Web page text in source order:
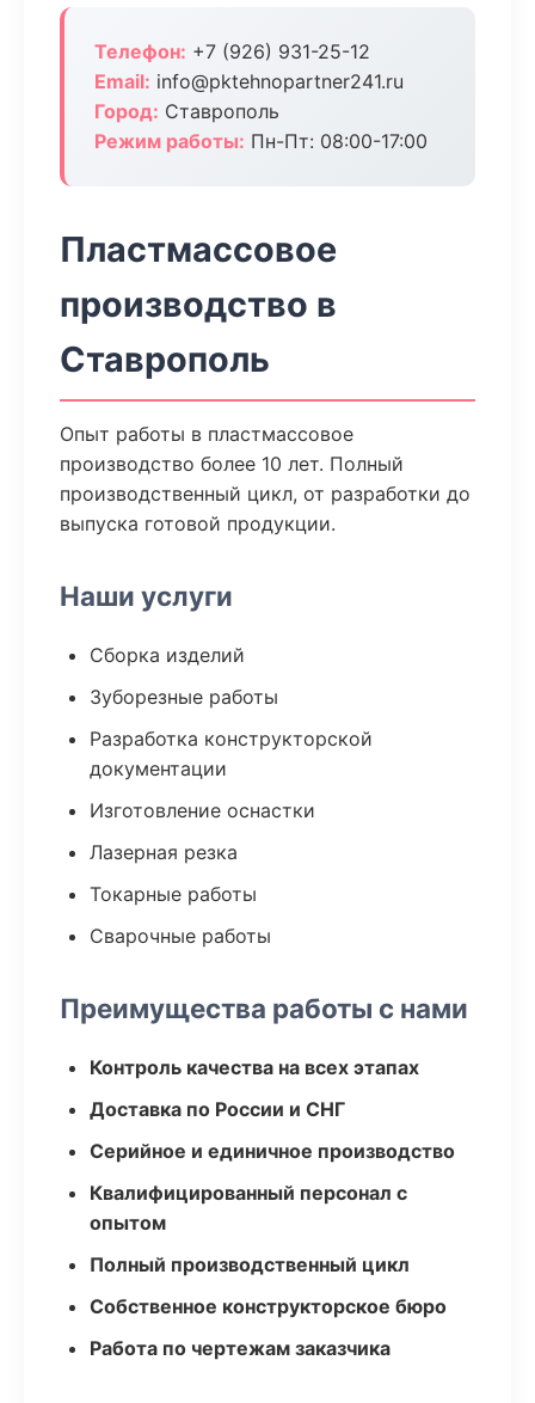
Телефон: +7 (926) 931-25-12
Email: info@pktehnopartner241.ru
Город: Ставрополь
Режим работы: Пн-Пт: 08:00-17:00
Пластмассовое
производство в
Ставрополь
Опыт работы в пластмассовое
производство более 10 лет. Полный
производственный цикл, от разработки до
выпуска готовой продукции.
Наши услуги
Сборка изделий
Зуборезные работы
Разработка конструкторской
документации
Изготовление оснастки
Лазерная резка
Токарные работы
Сварочные работы
Преимущества работы с нами
Контроль качества на всех этапах
Доставка по России и СНГ
Серийное и единичное производство
Квалифицированный персонал с
опытом
Полный производственный цикл
Собственное конструкторское бюро
Работа по чертежам заказчика